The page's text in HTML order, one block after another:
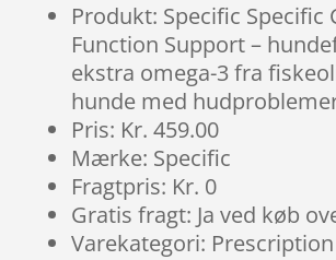
Produkt: Specific Specific
Function Support –
ekstra omega-3 fra
hunde med
Pris: Kr. 459.00
Mærke: Specific
Fragtpris: Kr. 0
Gratis fragt: Ja ved køb
Varekategori: